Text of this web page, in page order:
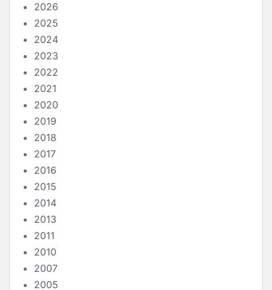
2026
2025
2024
2023
2022
2021
2020
2019
2018
2017
2016
2015
2014
2013
2011
2010
2007
2005